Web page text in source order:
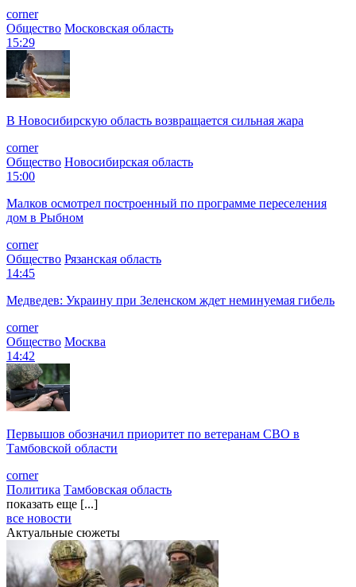
corner
Общество Московская область
15:29
В Новосибирскую область возвращается сильная жара
corner
Общество Новосибирская область
15:00
Малков осмотрел построенный по программе переселения
дом в Рыбном
corner
Общество Рязанская область
14:45
Медведев: Украину при Зеленском ждет неминуемая гибель
corner
Общество Москва
14:42
Первышов обозначил приоритет по ветеранам СВО в
Тамбовской области
corner
Политика Тамбовская область
показать еще [...]
все новости
Актуальные сюжеты